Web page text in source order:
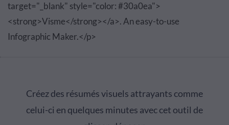
target="_blank" style="color: #30a0ea">
<strong>Visme</strong></a>. An easy-to-use
Infographic Maker.</p>
Créez des résumés visuels attrayants comme
celui-ci en quelques minutes avec cet outil de